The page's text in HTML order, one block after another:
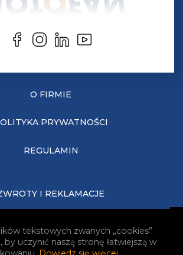
O FIRMIE
PRYWATNOŚCI
REGULAMIN
I REKLAMACJE
JAK KUPOWAĆ?
tekstowych zwanych „cookies”
by uczynić naszą stronę łatwiejszą w